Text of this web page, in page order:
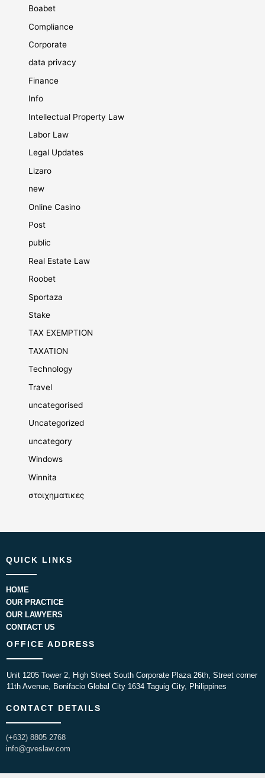
Boabet
Compliance
Corporate
data privacy
Finance
Info
Intellectual Property Law
Labor Law
Legal Updates
Lizaro
new
Online Casino
Post
public
Real Estate Law
Roobet
Sportaza
Stake
TAX EXEMPTION
TAXATION
Technology
Travel
uncategorised
Uncategorized
uncategory
Windows
Winnita
στοιχηματικες
QUICK LINKS
HOME
OUR PRACTICE
OUR LAWYERS
CONTACT US
OFFICE ADDRESS
Unit 1205 Tower 2, High Street South Corporate Plaza 26th, Street corner
11th Avenue, Bonifacio Global City 1634 Taguig City, Philippines
CONTACT DETAILS
(+632) 8805 2768
info@gveslaw.com